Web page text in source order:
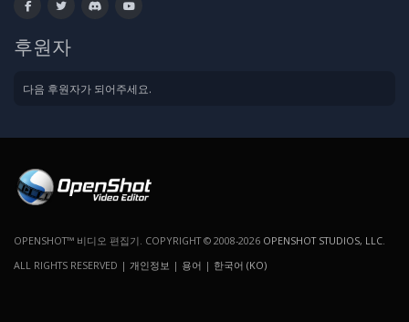
후원자
다음 후원자가 되어주세요.
OPENSHOT™ 비디오 편집기. COPYRIGHT © 2008-2026 OPENSHOT STUDIOS, LLC
ALL RIGHTS RESERVED | 개인정보 | 용어 | 한국어 (KO)